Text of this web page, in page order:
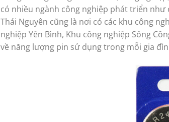
có nhiều ngành công nghiệp phát triển như
Thái Nguyên cũng là nơi có các khu công
nghiệp Yên Bình, Khu công nghiệp Sông
về năng lượng pin sử dụng trong mỗi gia